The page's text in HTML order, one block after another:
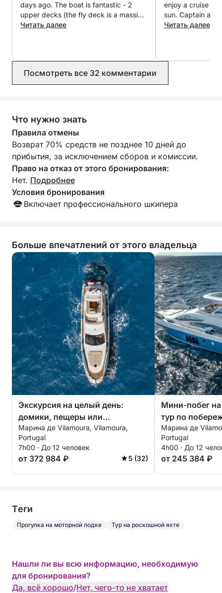
days ago. The boat is fantastic - 2
upper decks (the fly deck is a massive
benefit), big beds & sofas to lay out
Skipper Luis offering his insights and
knowledge of land & sea as we went,
his over 60 years of sailing experience
caves with some light bites to eat and
a glass of champagne made this trip
one of the best possible afternoons.
Highly recommend the boat & crew to
anyone thinking of doing the same.
Thanks again to the crew and booking
staff.
Читать далее
enjoy a cruise
sun. Captain
extremely
enjoyed the day.
Читать далее
Посмотреть все 32 комментарии
Что нужно знать
Правила отмены
Возврат 70% средств не позднее 10 дней до
прибытия, за исключением сборов и комиссии.
Право на отказ от этого бронирования:
Нет. Подробнее
Условия бронирования
Включает профессионального шкипера
Больше впечатлений от этого владельца
Экскурсия на целый день:
домики, пещеры или
необитаемый остров
Марина де Vilamoura, Vilamoura,
Portugal
7h00 · До 12 человек
от 372 984 ₽ 5 (32)
Мини-побег
тур по
Марина де
Portugal
4h00 · До 12
от 245 384 ₽
Tеги
Прогулка на моторной лодке Тур на роскошной яхте
Нашли ли вы всю информацию, необходимую
для бронирования?
Да, всё хорошо/Нет, чего-то не хватает